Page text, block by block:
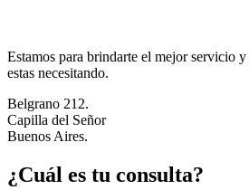
Estamos para brindarte el mejor servicio
estas necesitando.
Belgrano 212.
Capilla del Señor
Buenos Aires.
¿Cuál es tu consulta?